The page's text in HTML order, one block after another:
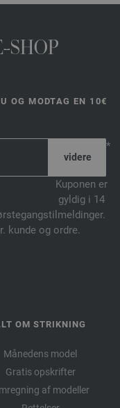
SHOP
OG MODTAG EN 10€
*
Kuponen er
gyldig i 14
kunde og ordre.
OM STRIKNING
Månedens model
Gratis opskrifter
af modeller